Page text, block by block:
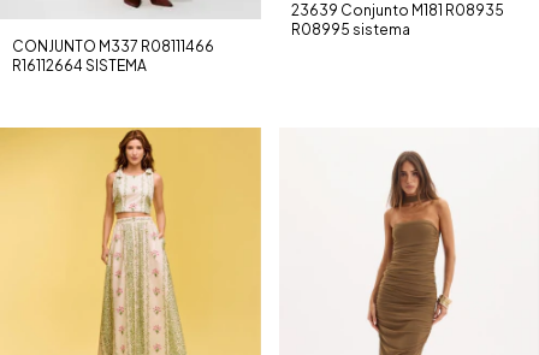
CONJUNTO M337 R08111466
R16112664 SISTEMA
23639 Conjunto M181 R08935
R08995 sistema